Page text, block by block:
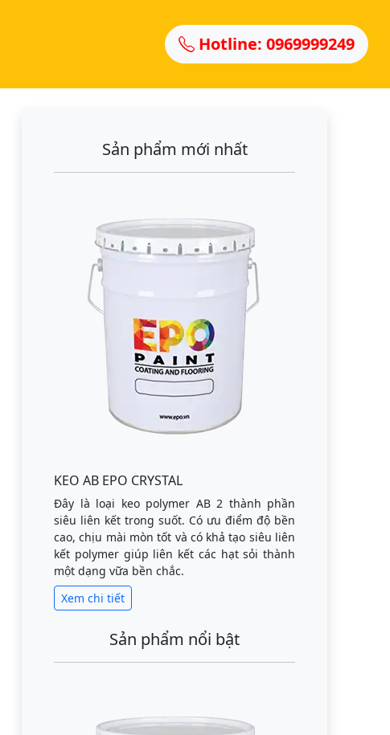
Hotline: 0969999249
Sản phẩm mới nhất
KEO AB EPO CRYSTAL
Đây là loại keo polymer AB 2 thành phần
siêu liên kết trong suốt. Có ưu điểm độ bền
cao, chịu mài mòn tốt và có khả tạo siêu liên
kết polymer giúp liên kết các hạt sỏi thành
một dạng vữa bền chắc.
Xem chi tiết
Sản phẩm nổi bật